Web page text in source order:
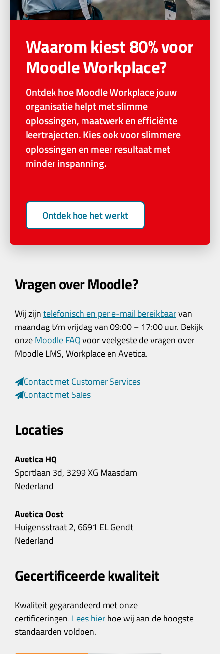
Waarom kiest 80% voor
Moodle Workplace?
Ontdek hoe Moodle Workplace jouw
organisatie helpt met slimme
oplossingen, maatwerk en efficiënte
leertrajecten. Kies ook voor slimmere
oplossingen en meer resultaat met
minder inspanning.
Ontdek hoe het werkt
Vragen over Moodle?
Wij zijntelefonisch en per e-mail bereikbaarvan
maandag t/m vrijdag van 09:00 – 17:00 uur. Bekijk
onzeMoodle FAQvoor veelgestelde vragen over
Moodle LMS, Workplace en Avetica.
Contact met Customer Services
Contact met Sales
Locaties
Avetica HQ
Sportlaan 3d, 3299 XG Maasdam
Nederland
Avetica Oost
Huigensstraat 2, 6691 EL Gendt
Nederland
Gecertificeerde kwaliteit
Kwaliteit gegarandeerd met onze
certificeringen. Lees hierhoe wij aan de hoogste
standaarden voldoen.